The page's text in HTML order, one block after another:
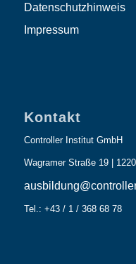
Datenschutzhinweis
Impressum
Kontakt
Controller Institut GmbH
Wagramer Straße 19 |
Tel.: +43 / 1 / 368 68 78